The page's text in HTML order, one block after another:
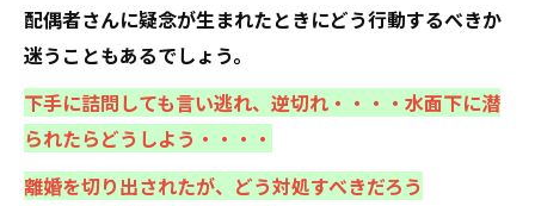
配偶者さんに疑念が生まれたときにどう行動するべきか
迷うこともあるでしょう。
下手に詰問しても言い逃れ、逆切れ・・・・水面下に潜
られたらどうしよう・・・・
離婚を切り出されたが、どう対処すべきだろう